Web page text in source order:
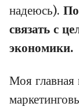
надеюсь).
связать с
экономики.
Моя главная